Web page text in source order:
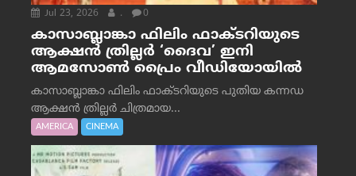
Jul 23, 2026 . 0
കാസാബ്ലാങ്കാ ഫിലിം ഫാക്ടറിയുടെ
ആക്ഷൻ ത്രില്ലർ ‘ദൈവ’ ഇനി
ആമസോൺ പ്രൈം വീഡിയോയിൽ
കാസാബ്ലാങ്കാ ഫിലിം ഫാക്ടറിയുടെ പുതിയ കന്നഡ
ആക്ഷൻ ത്രില്ലർ ചിത്രമായ...
AMERICA CINEMA